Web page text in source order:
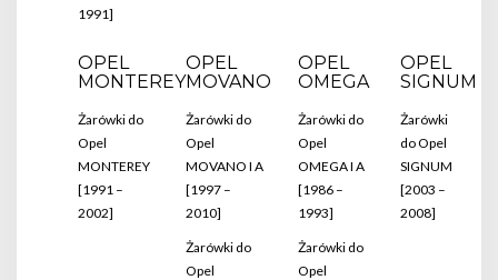
1991]
OPEL
MONTEREY
Żarówki do
Opel
MONTEREY
[1991 –
2002]
OPEL
MOVANO
Żarówki do
Opel
MOVANO I A
[1997 –
2010]
Żarówki do
Opel
OPEL
OMEGA
Żarówki do
Opel
OMEGA I A
[1986 –
1993]
Żarówki do
Opel
OPEL
SIGNUM
Żarówki
do Opel
SIGNUM
[2003 –
2008]